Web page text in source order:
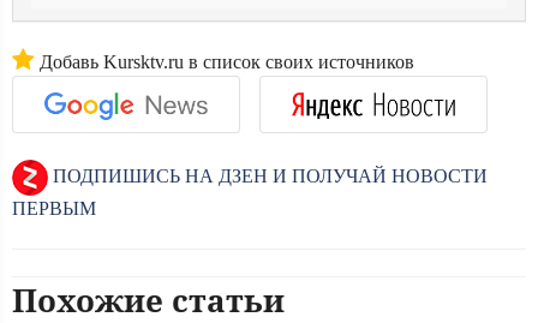
Добавь Kursktv.ru в список своих источников
ПОДПИШИСЬ НА ДЗЕН И ПОЛУЧАЙ НОВОСТИ
ПЕРВЫМ
Похожие статьи